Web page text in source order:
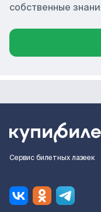
собственные
Сервис билетных лазеек